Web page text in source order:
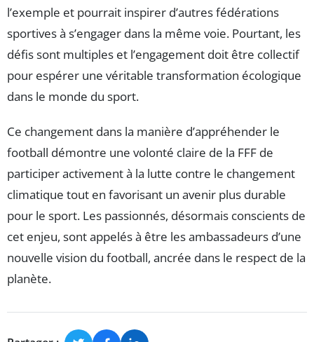
l’exemple et pourrait inspirer d’autres fédérations
sportives à s’engager dans la même voie. Pourtant, les
défis sont multiples et l’engagement doit être collectif
pour espérer une véritable transformation écologique
dans le monde du sport.
Ce changement dans la manière d’appréhender le
football démontre une volonté claire de la FFF de
participer activement à la lutte contre le changement
climatique tout en favorisant un avenir plus durable
pour le sport. Les passionnés, désormais conscients de
cet enjeu, sont appelés à être les ambassadeurs d’une
nouvelle vision du football, ancrée dans le respect de la
planète.